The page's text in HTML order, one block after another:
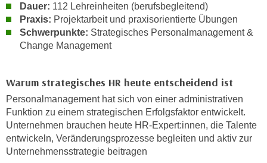
Dauer: 112 Lehreinheiten (berufsbegleitend)
Praxis: Projektarbeit und praxisorientierte Übungen
Schwerpunkte: Strategisches Personalmanagement &
Change Management
Warum strategisches HR heute entscheidend ist
Personalmanagement hat sich von einer administrativen
Funktion zu einem strategischen Erfolgsfaktor entwickelt.
Unternehmen brauchen heute HR-Expert:innen, die Talente
entwickeln, Veränderungsprozesse begleiten und aktiv zur
Unternehmensstrategie beitragen
n
t
e
a
n
z
u
e
n
I
e
d
u
r
c
h